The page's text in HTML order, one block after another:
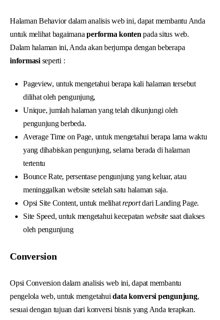
Halaman Behavior dalam analisis web ini, dapat membantu Anda
untuk melihat bagaimanaperforma konten pada situs web.
Dalam halaman ini, Anda akan berjumpa dengan beberapa
informasi seperti :
Pageview, untuk mengetahui berapa kali halaman tersebut
dilihat oleh pengunjung,
Unique, jumlah halaman yang telah dikunjungi oleh
pengunjung berbeda.
Average Time on Page, untuk mengetahui berapa lama waktu
yang dihabiskan pengunjung, selama berada di halaman
tertentu
Bounce Rate, persentase pengunjung yang keluar, atau
meninggalkan website setelah satu halaman saja.
Opsi Site Content, untuk melihatreportdari Landing Page.
Site Speed, untuk mengetahui kecepatan websitesaat diakses
oleh pengunjung
Conversion
Opsi Conversion dalam analisis web ini, dapat membantu
pengelola web, untuk mengetahuidata konversi pengunjung,
sesuai dengan tujuan dari konversi bisnis yang Anda terapkan.